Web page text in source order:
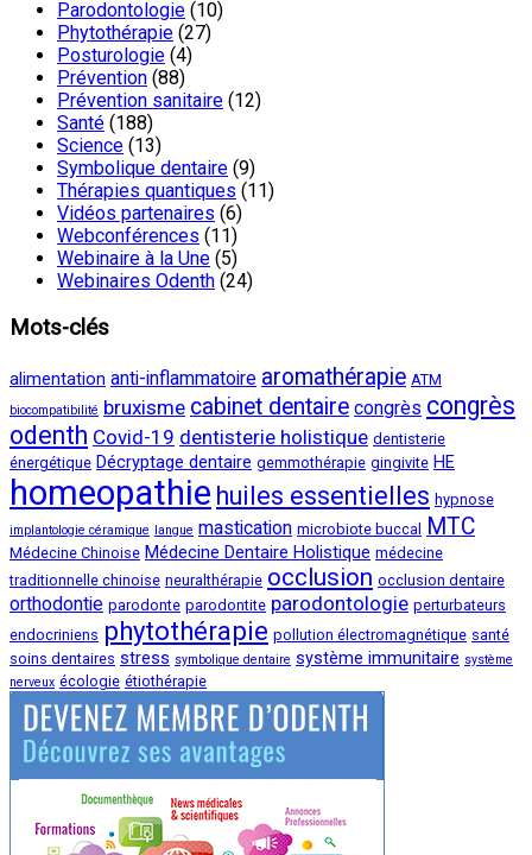
Parodontologie (10)
Phytothérapie (27)
Posturologie (4)
Prévention (88)
Prévention sanitaire (12)
Santé (188)
Science (13)
Symbolique dentaire (9)
Thérapies quantiques (11)
Vidéos partenaires (6)
Webconférences (11)
Webinaire à la Une (5)
Webinaires Odenth (24)
Mots-clés
alimentation anti-inflammatoire aromathérapie ATM
biocompatibilité bruxisme cabinet dentaire congrès congrès
odenth Covid-19 dentisterie holistique dentisterie
énergétique Décryptage dentaire gemmothérapie gingivite HE
homeopathie huiles essentielles hypnose
implantologie céramique langue mastication microbiote buccal MTC
Médecine Chinoise Médecine Dentaire Holistique médecine
traditionnelle chinoise neuralthérapie occlusion occlusion dentaire
orthodontie parodonte parodontite parodontologie perturbateurs
endocriniens phytothérapie pollution électromagnétique santé
soins dentaires stress symbolique dentaire système immunitaire système
nerveux écologie étiothérapie